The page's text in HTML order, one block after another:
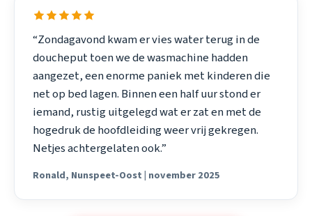
“Zondagavond kwam er vies water terug in de
doucheput toen we de wasmachine hadden
aangezet, een enorme paniek met kinderen die
net op bed lagen. Binnen een half uur stond er
iemand, rustig uitgelegd wat er zat en met de
hogedruk de hoofdleiding weer vrij gekregen.
Netjes achtergelaten ook.”
Ronald, Nunspeet-Oost | november 2025